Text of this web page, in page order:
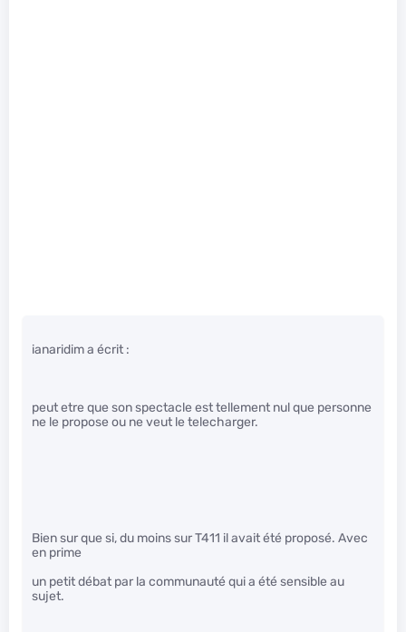
ianaridim a écrit :
peut etre que son spectacle est tellement nul que personne
ne le propose ou ne veut le telecharger.
Bien sur que si, du moins sur T411 il avait été proposé. Avec
en prime
un petit débat par la communauté qui a été sensible au
sujet.